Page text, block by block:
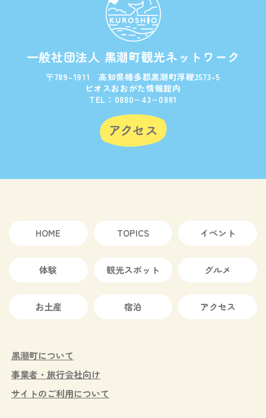
一般社団法人 黒潮町観光ネットワーク
〒789-1911 高知県幡多郡黒潮町浮鞭3573-5
ビオスおおがた情報館内
TEL：0880−43−0881
HOME TOPICS イベント
体験 観光スポット グルメ
お土産 宿泊 アクセス
黒潮町について
事業者・旅行会社向け
サイトのご利用について